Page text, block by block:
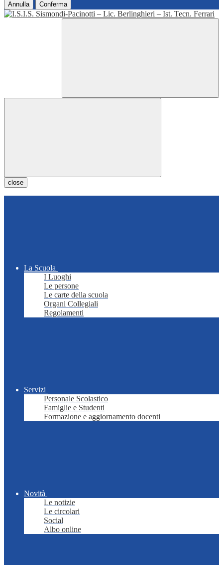
Annulla Conferma
close
La Scuola
I Luoghi
Le persone
Le carte della scuola
Organi Collegiali
Regolamenti
Servizi
Personale Scolastico
Famiglie e Studenti
Formazione e aggiornamento docenti
Novità
Le notizie
Le circolari
Social
Albo online